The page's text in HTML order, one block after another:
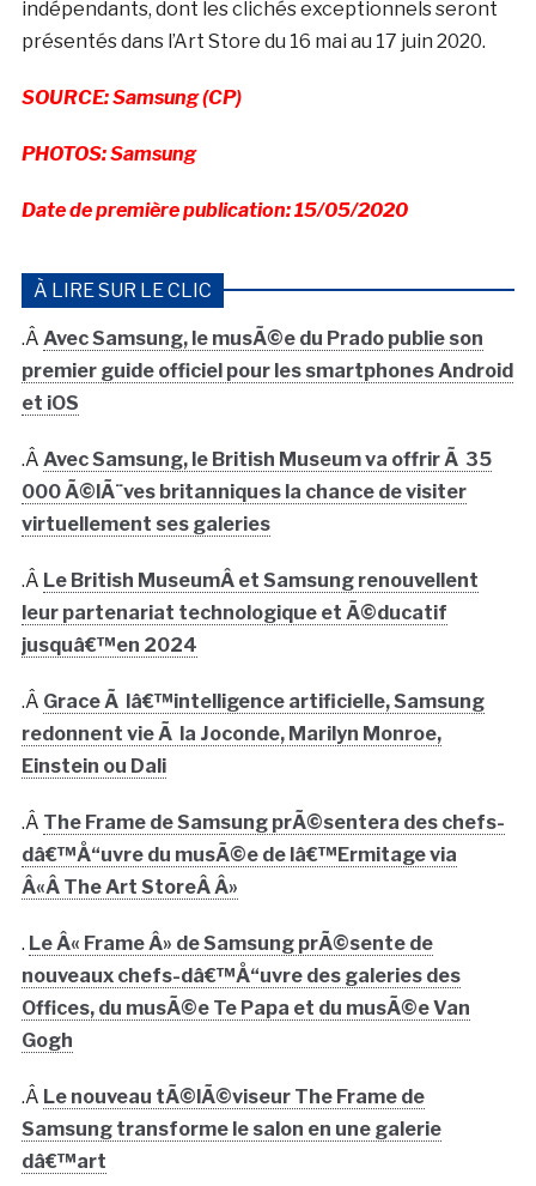
indépendants, dont les clichés exceptionnels seront
présentés dans l’Art Store du 16 mai au 17 juin 2020.
SOURCE: Samsung (CP)
PHOTOS: Samsung
Date de première publication: 15/05/2020
À LIRE SUR LE CLIC
.Â Avec Samsung, le musÃ©e du Prado publie son
premier guide officiel pour les smartphones Android
et iOS
.Â Avec Samsung, le British Museum va offrir Ã 35
000 Ã©lÃ¨ves britanniques la chance de visiter
virtuellement ses galeries
.Â Le British MuseumÂ et Samsung renouvellent
leur partenariat technologique et Ã©ducatif
jusquâ€™en 2024
.Â Grace Ã lâ€™intelligence artificielle, Samsung
redonnent vie Ã la Joconde, Marilyn Monroe,
Einstein ou Dali
.Â The Frame de Samsung prÃ©sentera des chefs-
dâ€™Å“uvre du musÃ©e de lâ€™Ermitage via
Â«Â The Art StoreÂ Â»
. Le Â« Frame Â» de Samsung prÃ©sente de
nouveaux chefs-dâ€™Å“uvre des galeries des
Offices, du musÃ©e Te Papa et du musÃ©e Van
Gogh
.Â Le nouveau tÃ©lÃ©viseur The Frame de
Samsung transforme le salon en une galerie
dâ€™art